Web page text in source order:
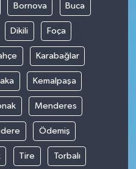
Bornova Buca
Dikili Foça
Karabağlar
Kemalpaşa
Menderes
Ödemiş
Tire Torbalı